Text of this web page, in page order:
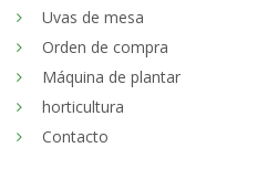
Uvas de mesa
Orden de compra
Máquina de plantar
horticultura
Contacto